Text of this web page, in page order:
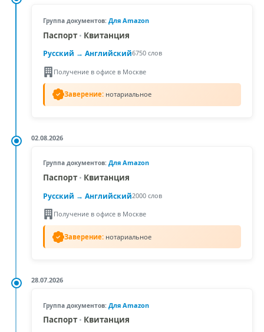
Группа документов: Для Amazon
Паспорт• Квитанция
Русский → Английский6750 слов
Получение в офисе в Москве
Заверение:нотариальное
02.08.2026
Группа документов: Для Amazon
Паспорт• Квитанция
Русский → Английский2000 слов
Получение в офисе в Москве
Заверение:нотариальное
28.07.2026
Группа документов: Для Amazon
Паспорт• Квитанция